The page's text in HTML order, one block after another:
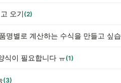
오기 (2)
명별로 계산하는 수식을 만들고 싶
식이 필요합니다 ㅠ(1)
(3)